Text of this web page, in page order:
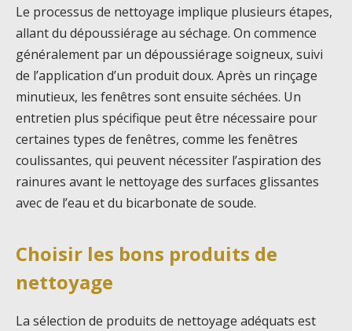
Le processus de nettoyage implique plusieurs étapes,
allant du dépoussiérage au séchage. On commence
généralement par un dépoussiérage soigneux, suivi
de l’application d’un produit doux. Après un rinçage
minutieux, les fenêtres sont ensuite séchées. Un
entretien plus spécifique peut être nécessaire pour
certaines types de fenêtres, comme les fenêtres
coulissantes, qui peuvent nécessiter l’aspiration des
rainures avant le nettoyage des surfaces glissantes
avec de l’eau et du bicarbonate de soude.
Choisir les bons produits de
nettoyage
La sélection de produits de nettoyage adéquats est